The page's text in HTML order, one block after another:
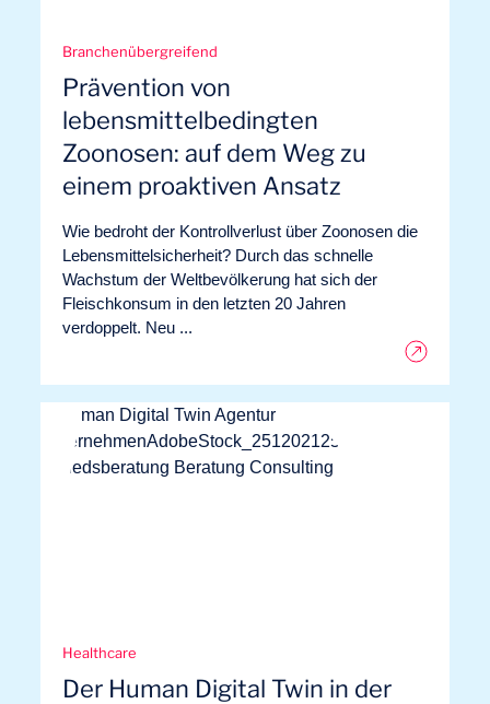
Projekte
Branchenübergreifend
Prävention von
lebensmittelbedingten
Zoonosen: auf dem Weg zu
einem proaktiven Ansatz
Wie bedroht der Kontrollverlust über Zoonosen die
Lebensmittelsicherheit? Durch das schnelle
Wachstum der Weltbevölkerung hat sich der
Fleischkonsum in den letzten 20 Jahren
verdoppelt. Neu ...
Healthcare
Der Human Digital Twin in der